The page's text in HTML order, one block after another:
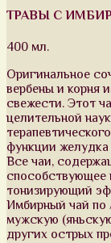
ТРАВЫ С
400 мл.
Оригинальное
вербены и корня
свежести. Этот
целительной
функции
Все чаи,
тонизирующий
Имбирный чай по
мужскую
других острых